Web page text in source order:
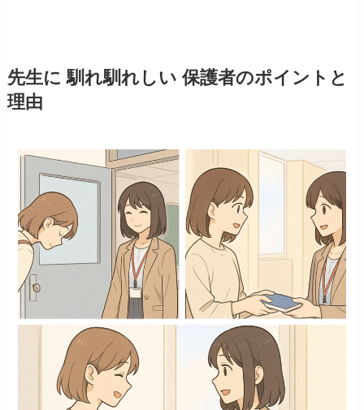
先生に 馴れ馴れしい 保護者のポイントと
理由